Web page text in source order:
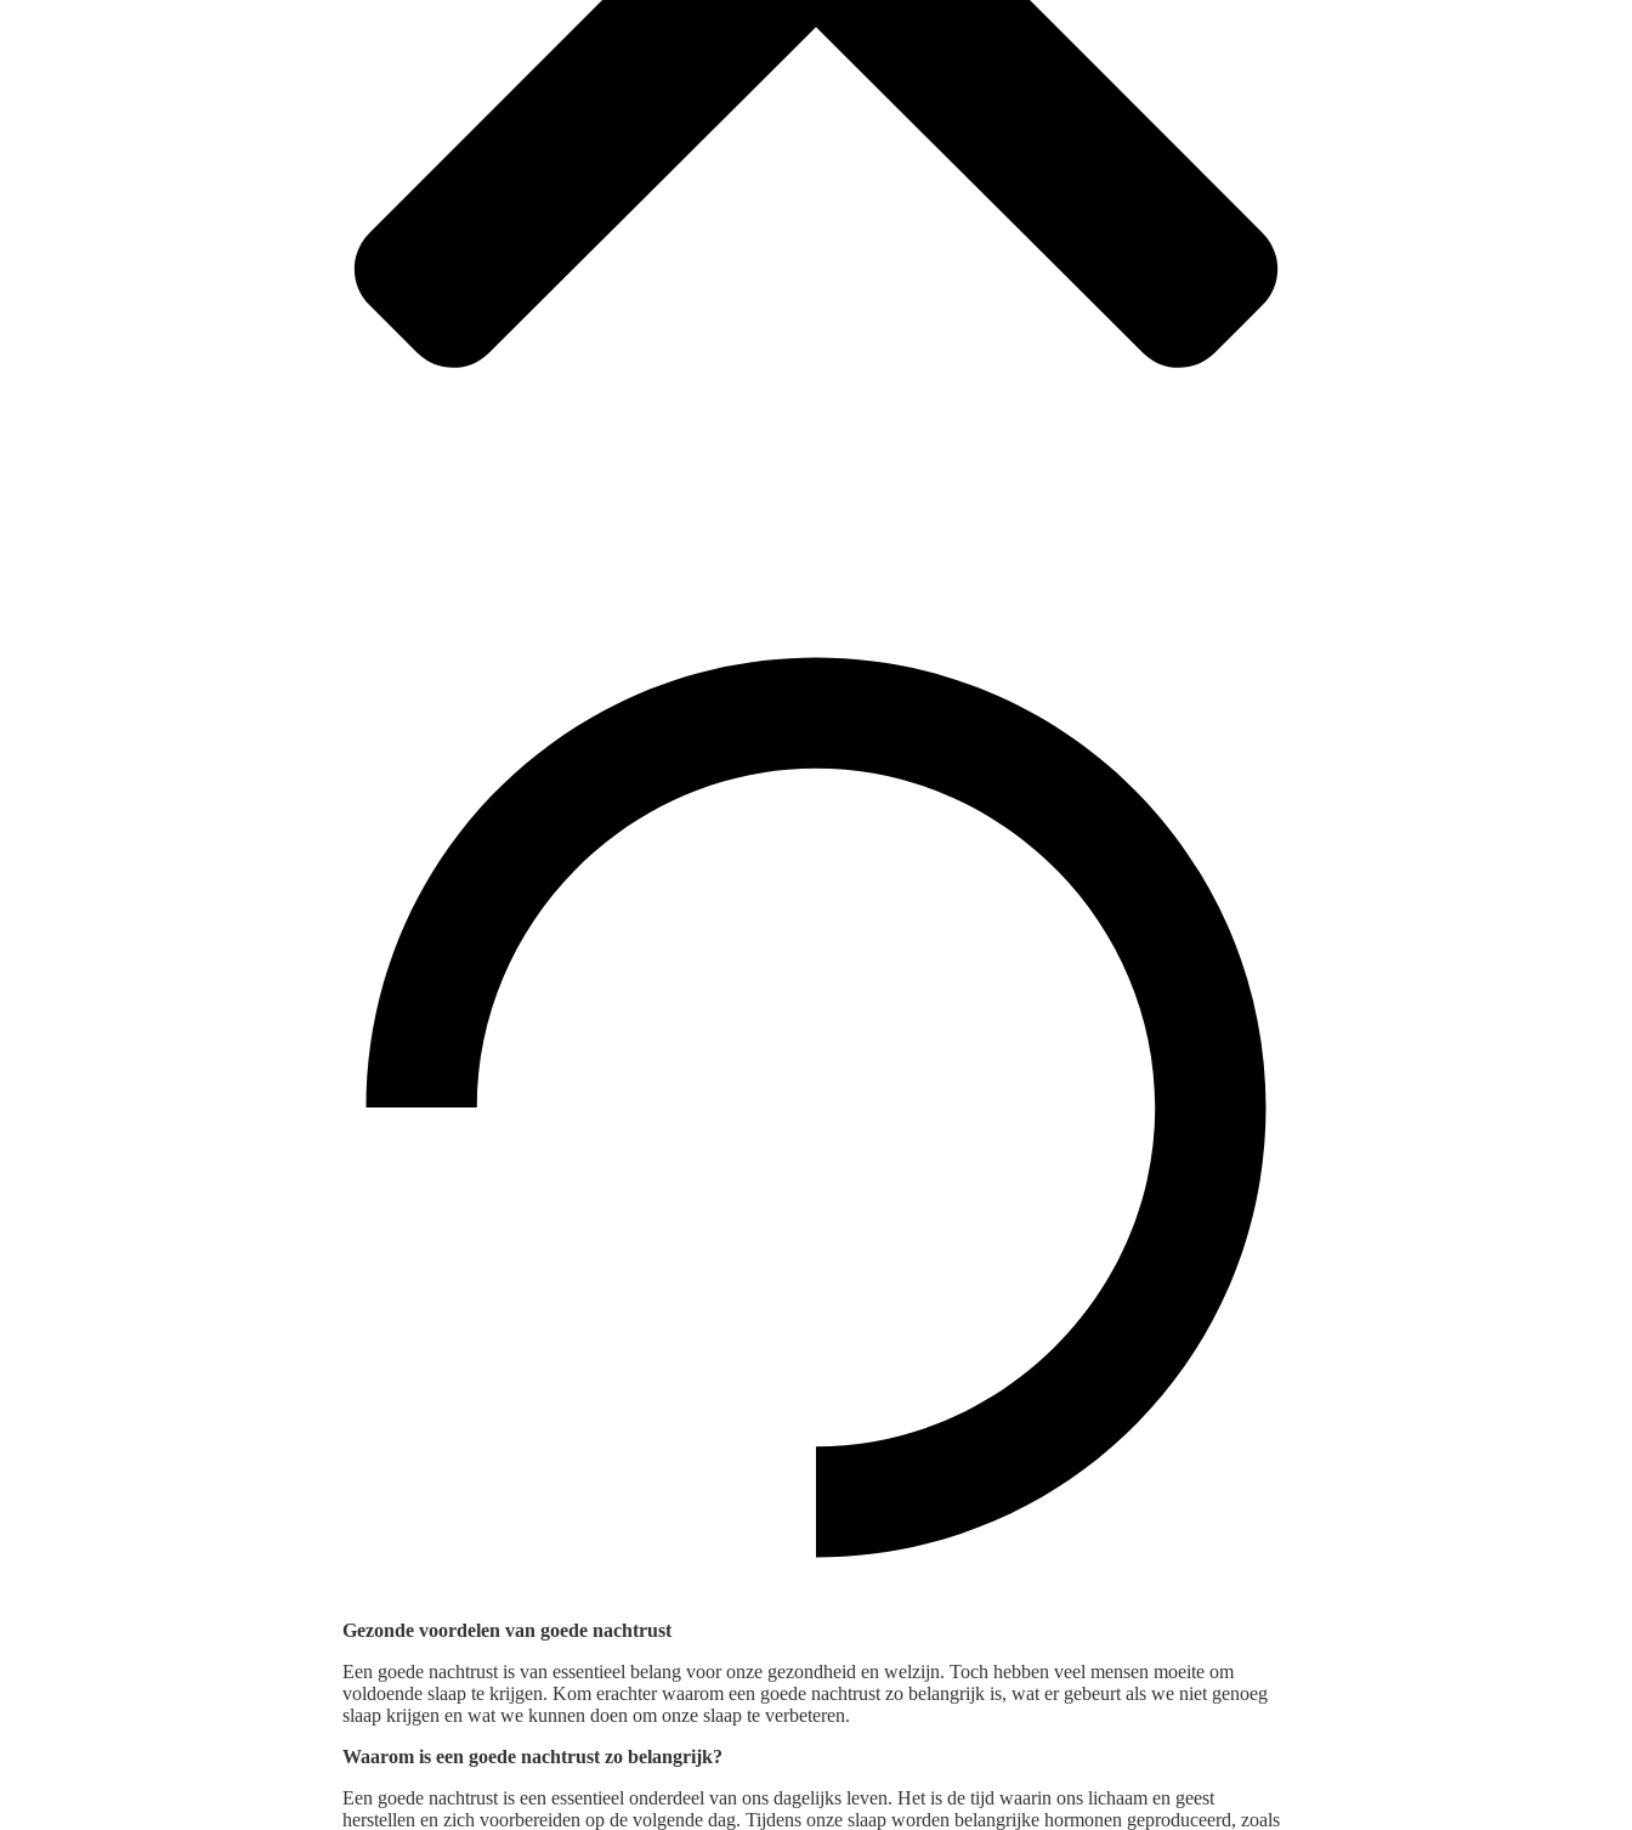
Gezonde voordelen van goede nachtrust
Een goede nachtrust is van essentieel belang voor onze gezondheid en welzijn. Toch hebben veel mensen moeite om
voldoende slaap te krijgen. Kom erachter waarom een goede nachtrust zo belangrijk is, wat er gebeurt als we niet genoeg
slaap krijgen en wat we kunnen doen om onze slaap te verbeteren.
Waarom is een goede nachtrust zo belangrijk?
Een goede nachtrust is een essentieel onderdeel van ons dagelijks leven. Het is de tijd waarin ons lichaam en geest
herstellen en zich voorbereiden op de volgende dag. Tijdens onze slaap worden belangrijke hormonen geproduceerd, zoals